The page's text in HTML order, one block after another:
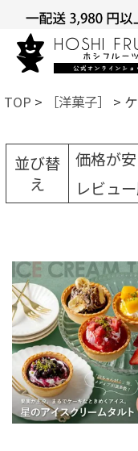
TOP ［洋菓子］
並び替
え
価格が
レビュ